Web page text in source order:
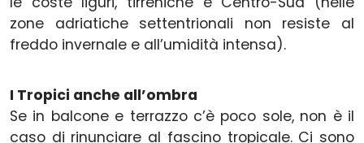
zone adriatiche settentrionali non resiste al
freddo invernale e all’umidità intensa).
I Tropici anche all’ombra
Se in balcone e terrazzo c’è poco sole, non è il
caso di rinunciare al fascino tropicale. Ci sono